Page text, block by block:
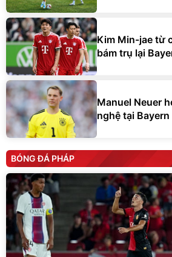
Kim Min-jae từ
bám trụ lại
Manuel Neuer
nghệ tại
BÓNG ĐÁ PHÁP